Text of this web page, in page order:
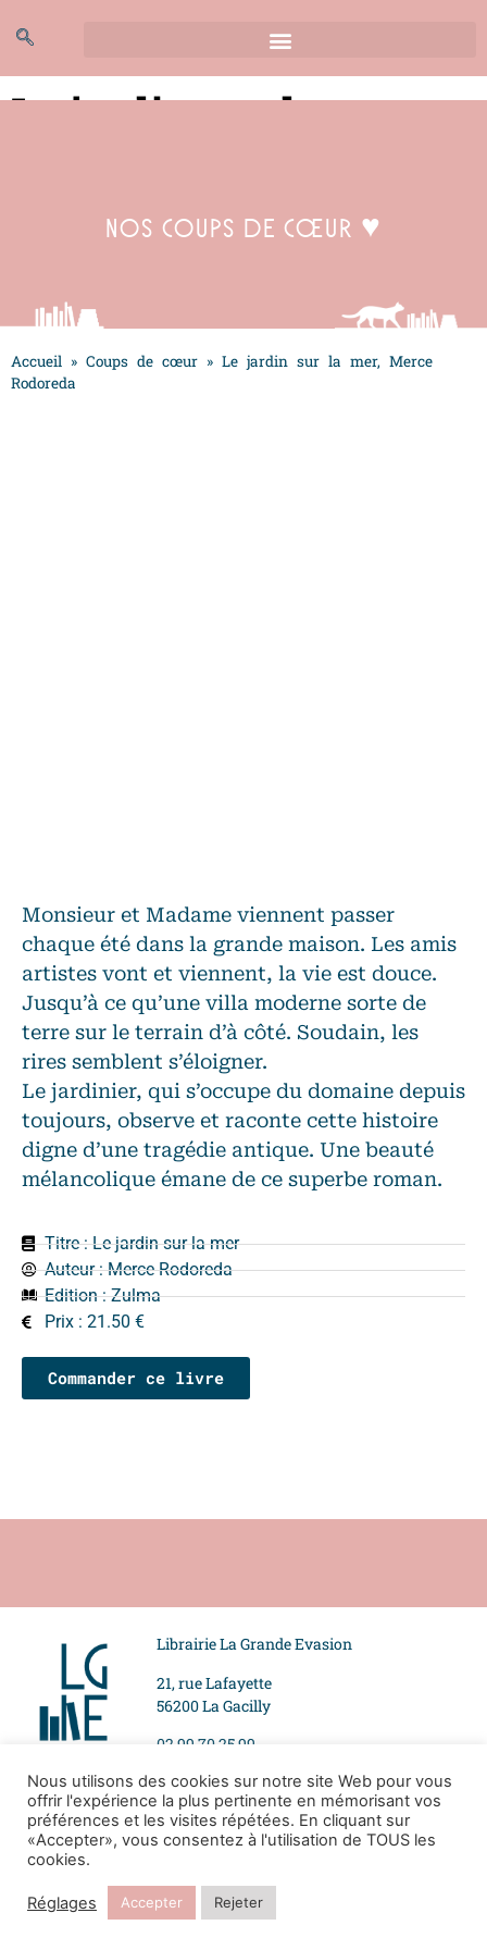
Le jardin sur la mer,
Nos coups de cœur ♥
Accueil » Coups de cœur » Le jardin sur la mer, Merce
Rodoreda
Monsieur et Madame viennent passer
chaque été dans la grande maison. Les amis
artistes vont et viennent, la vie est douce.
Jusqu’à ce qu’une villa moderne sorte de
terre sur le terrain d’à côté. Soudain, les
rires semblent s’éloigner.
Le jardinier, qui s’occupe du domaine depuis
toujours, observe et raconte cette histoire
digne d’une tragédie antique. Une beauté
mélancolique émane de ce superbe roman.
Titre : Le jardin sur la mer
Auteur :Merce Rodoreda
Edition :Zulma
Prix : 21.50 €
Commander ce livre
Librairie La Grande Evasion
21, rue Lafayette
56200 La Gacilly
02 99 70 25 99
Mentions légales
Politique de
confidentialité
Suivez-nous
Tous droits réservés
Nous utilisons des cookies sur notre site Web pour vous
offrir l'expérience la plus pertinente en mémorisant vos
préférences et les visites répétées. En cliquant sur
«Accepter», vous consentez à l'utilisation de TOUS les
cookies.
Réglages Accepter Rejeter